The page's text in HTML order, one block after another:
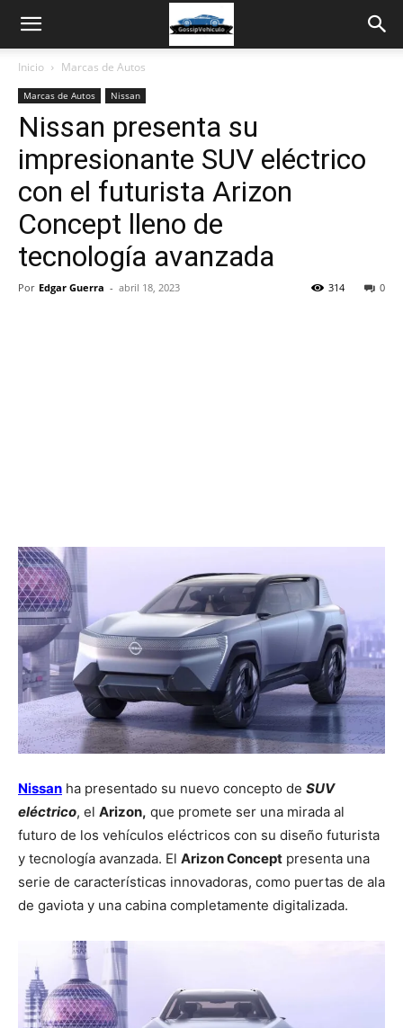
Inicio Marcas de Autos
Marcas de Autos Nissan
Nissan presenta su
impresionante SUV eléctrico
con el futurista Arizon
Concept lleno de
tecnología avanzada
Por Edgar Guerra - abril 18, 2023 0
314
Nissan ha presentado su nuevo concepto de SUV
eléctrico, el Arizon, que promete ser una mirada al
futuro de los vehículos eléctricos con su diseño futurista
y tecnología avanzada. El Arizon Concept presenta una
serie de características innovadoras, como puertas de ala
de gaviota y una cabina completamente digitalizada.